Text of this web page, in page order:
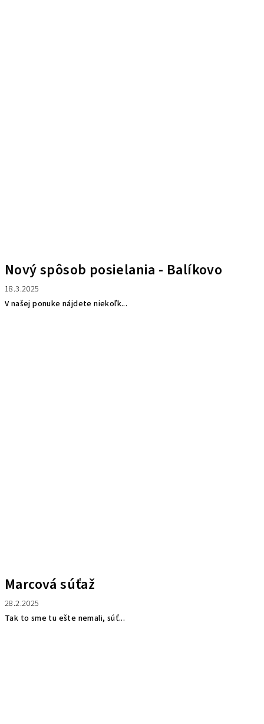
Nový spôsob posielania - Balíkovo
18.3.2025
V našej ponuke nájdete niekoľk...
Marcová súťaž
28.2.2025
Tak to sme tu ešte nemali, súť...